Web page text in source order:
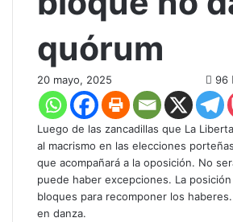
quórum
20 mayo, 2025 96
Luego de las zancadillas que La
al macrismo en las elecciones
que acompañará a la oposición. No
puede haber excepciones. La
bloques para recomponer los
en danza.